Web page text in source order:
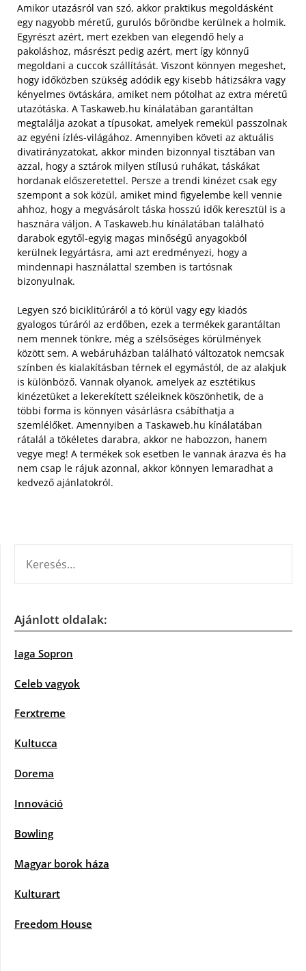
Amikor utazásról van szó, akkor praktikus megoldásként
egy nagyobb méretű, gurulós bőröndbe kerülnek a holmik.
Egyrészt azért, mert ezekben van elegendő hely a
pakoláshoz, másrészt pedig azért, mert így könnyű
megoldani a cuccok szállítását. Viszont könnyen megeshet,
hogy időközben szükség adódik egy kisebb hátizsákra vagy
kényelmes övtáskára, amiket nem pótolhat az extra méretű
utazótáska. A Taskaweb.hu kínálatában garantáltan
megtalálja azokat a típusokat, amelyek remekül passzolnak
az egyéni ízlés-világához. Amennyiben követi az aktuális
divatirányzatokat, akkor minden bizonnyal tisztában van
azzal, hogy a sztárok milyen stílusú ruhákat, táskákat
hordanak előszeretettel. Persze a trendi kinézet csak egy
szempont a sok közül, amiket mind figyelembe kell vennie
ahhoz, hogy a megvásárolt táska hosszú idők keresztül is a
hasznára váljon. A Taskaweb.hu kínálatában található
darabok egytől-egyig magas minőségű anyagokból
kerülnek legyártásra, ami azt eredményezi, hogy a
mindennapi használattal szemben is tartósnak
bizonyulnak.
Legyen szó biciklitúráról a tó körül vagy egy kiadós
gyalogos túráról az erdőben, ezek a termékek garantáltan
nem mennek tönkre, még a szélsőséges körülmények
között sem. A webáruházban található változatok nemcsak
színben és kialakításban térnek el egymástól, de az alakjuk
is különböző. Vannak olyanok, amelyek az esztétikus
kinézetüket a lekerekített széleiknek köszönhetik, de a
többi forma is könnyen vásárlásra csábíthatja a
szemlélőket. Amennyiben a Taskaweb.hu kínálatában
rátalál a tökéletes darabra, akkor ne habozzon, hanem
vegye meg! A termékek sok esetben le vannak árazva és ha
nem csap le rájuk azonnal, akkor könnyen lemaradhat a
kedvező ajánlatokról.
Ajánlott oldalak:
Iaga Sopron
Celeb vagyok
Ferxtreme
Kultucca
Dorema
Innováció
Bowling
Magyar borok háza
Kulturart
Freedom House